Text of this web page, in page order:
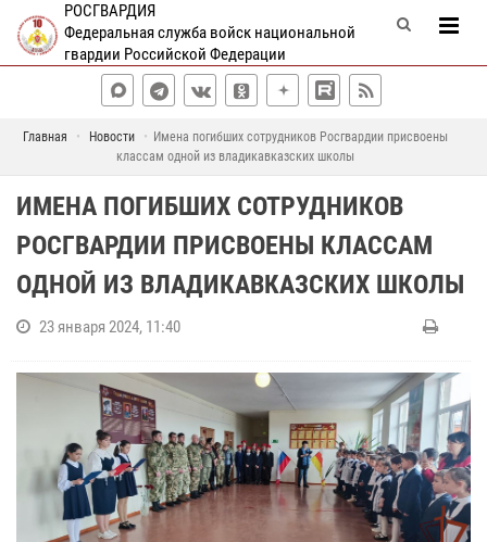
РОСГВАРДИЯ
Федеральная служба войск национальной
гвардии Российской Федерации
Главная Новости
Имена погибших сотрудников Росгвардии присвоены
классам одной из владикавказских школы
ИМЕНА ПОГИБШИХ СОТРУДНИКОВ
РОСГВАРДИИ ПРИСВОЕНЫ КЛАССАМ
ОДНОЙ ИЗ ВЛАДИКАВКАЗСКИХ ШКОЛЫ
23 января 2024, 11:40